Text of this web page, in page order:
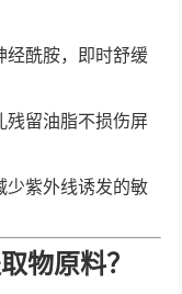
经酰胺，即时舒缓
残留油脂不损伤屏
少紫外线诱发的敏
物原料？